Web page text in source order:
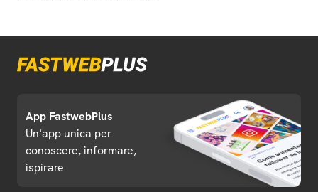
App FastwebPlus
Un'app unica per
conoscere, informare,
ispirare